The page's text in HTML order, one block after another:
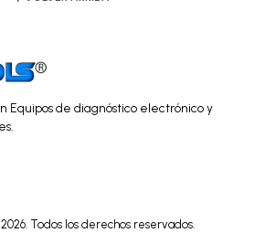
Equipos de diagnóstico electrónico y
Todos los derechos reservados.